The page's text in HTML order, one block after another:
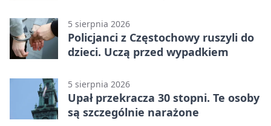
5 sierpnia 2026
Policjanci z Częstochowy ruszyli do
dzieci. Uczą przed wypadkiem
5 sierpnia 2026
Upał przekracza 30 stopni. Te osoby
są szczególnie narażone